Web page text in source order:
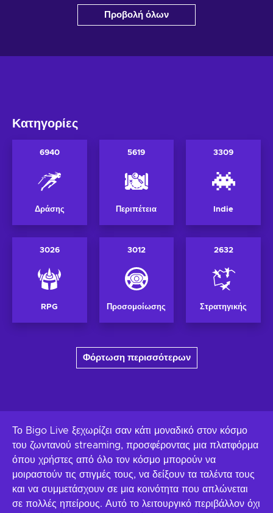
Προβολή όλων
Κατηγορίες
6940
Δράσης
5619
Περιπέτεια
3309
Indie
3026
RPG
3012
Προσομοίωσης
2632
Στρατηγικής
Φόρτωση περισσότερων
Το Bigo Live ξεχωρίζει σαν κάτι μοναδικό στον κόσμο
του ζωντανού streaming, προσφέροντας μια πλατφόρμα
όπου χρήστες από όλο τον κόσμο μπορούν να
μοιραστούν τις στιγμές τους, να δείξουν τα ταλέντα τους
και να συμμετάσχουν σε μια κοινότητα που απλώνεται
σε πολλές ηπείρους. Αυτό το λειτουργικό περιβάλλον όχι